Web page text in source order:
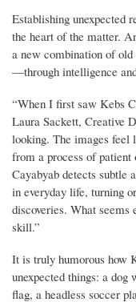
Establishing unexpected
the heart of the matter.
a new combination of
—through intelligence
“When I first saw Kebs
Laura Sackett, Creative
looking. The images feel
from a process of patient
Cayabyab detects subtle
in everyday life, turning
discoveries. What seems
skill.”
It is truly humorous how
unexpected things: a
flag, a headless soccer